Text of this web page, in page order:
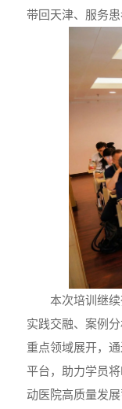
带回天津、服务
本次培训继
实践交融、案例
重点领域展开，
平台，助力学员
动医院高质量发展